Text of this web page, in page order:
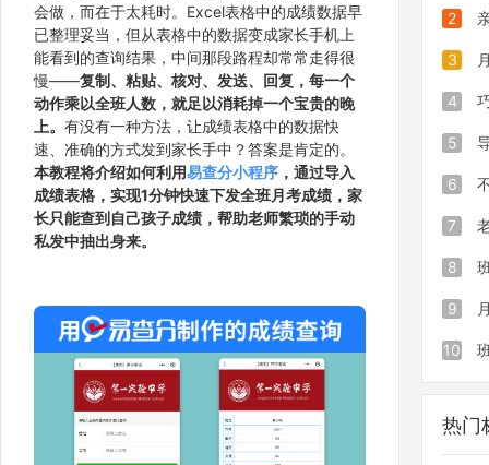
会做，而在于太耗时。Excel表格中的成绩数据早
已整理妥当，但从表格中的数据变成家长手机上
能看到的查询结果，中间那段路程却常常走得很
慢——复制、粘贴、核对、发送、回复，每一个
动作乘以全班人数，就足以消耗掉一个宝贵的晚
上。 有没有一种方法，让成绩表格中的数据快
速、准确的方式发到家长手中？答案是肯定的。
本教程将介绍如何利用易查分小程序 ，通过导入
成绩表格，实现1分钟快速下发全班月考成绩，家
长只能查到自己孩子成绩，帮助老师繁琐的手动
私发中抽出身来。
绩、
知……
一次
2
期末
期末
家长
3
数不
三步
下发
4
搭建
页面
考分
5
格，
发全
程
6
发成
程序
主查
7
用工
全班
工作
8
绩高
告别
9
小程
私发
键下
10
么安
分三
热门